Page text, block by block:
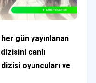
gün yayınlanan
canlı
oyuncuları ve